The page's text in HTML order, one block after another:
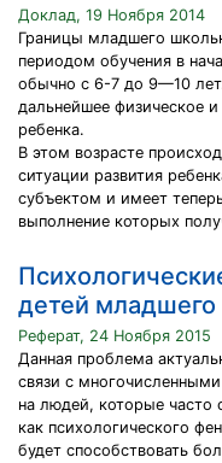
Доклад, 19 Ноября 2014
Границы младшего
периодом обучения в
обычно с 6-7 до 9—10
дальнейшее физическое
ребенка.
В этом возрасте
ситуации развития
субъектом и имеет
выполнение которых
детей младшего
Реферат, 24 Ноября 2015
Данная проблема
связи с
на людей, которые часто
как психологического
будет способствовать